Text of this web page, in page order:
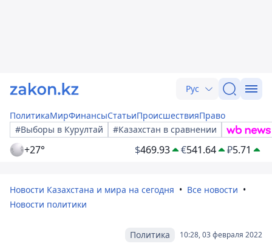
Рус
ПолитикаМирФинансыСтатьиПроисшествияПраво
#Выборы в Курултай
#Казахстан в сравнении
+27° $469.93 €541.64 ₽5.71
Новости Казахстана и мира на сегодня
Все новости
Новости политики
10:28, 03 февраля 2022
Политика